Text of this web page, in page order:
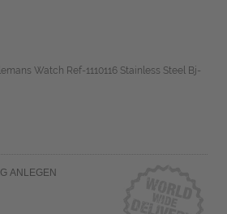
Watch Ref-1110116 Stainless Steel Bj-
ANLEGEN